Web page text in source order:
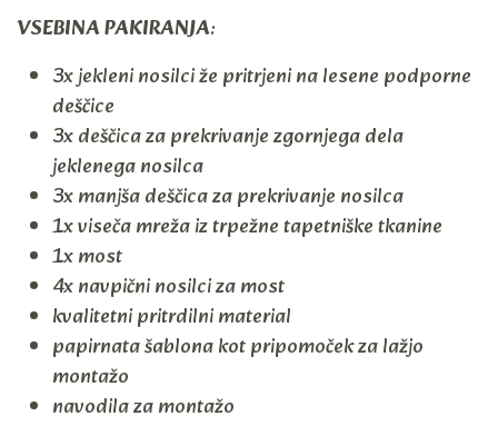
VSEBINA PAKIRANJA:
3x jekleni nosilci že pritrjeni na lesene podporne
deščice
3x deščica za prekrivanje zgornjega dela
jeklenega nosilca
3x manjša deščica za prekrivanje nosilca
1x viseča mreža iz trpežne tapetniške tkanine
1x most
4x navpični nosilci za most
kvalitetni pritrdilni material
papirnata šablona kot pripomoček za lažjo
montažo
navodila za montažo